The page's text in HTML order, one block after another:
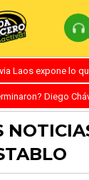
Laos expone lo
Diego